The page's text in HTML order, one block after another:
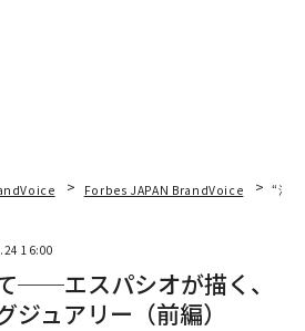
Forbes JAPAN BrandVoice “泊
16:00
──エスパシオが描く、
ジュアリー（前編）